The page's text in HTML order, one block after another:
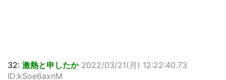
32: 激熱と申したか 2022/03/21(月) 12:22:40.73
ID:kSoe6axnM